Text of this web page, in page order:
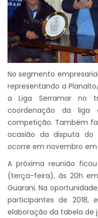
No segmento
representando a
a Liga Serramar no
coordenação da liga
competição. Também
ocasião da disputa do
ocorre em novembro em
A próxima reunião
(terça-feira), às 20h
Guarani. Na
participantes de 2018,
elaboração da tabela de